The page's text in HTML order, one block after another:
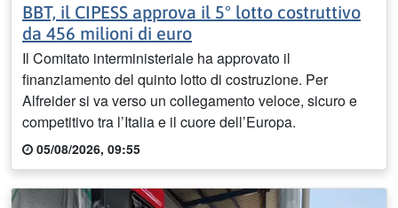
BBT, il CIPESS approva il 5° lotto costruttivo
da 456 milioni di euro
Il Comitato interministeriale ha approvato il
finanziamento del quinto lotto di costruzione. Per
Alfreider si va verso un collegamento veloce, sicuro e
competitivo tra l’Italia e il cuore dell’Europa.
05/08/2026, 09:55